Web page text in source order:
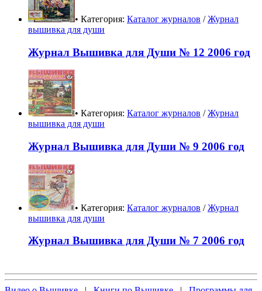
• Категория: Каталог журналов /Журнал
вышивка для души
Журнал Вышивка для Души № 12 2006 год
• Категория: Каталог журналов /Журнал
вышивка для души
Журнал Вышивка для Души № 9 2006 год
• Категория: Каталог журналов /Журнал
вышивка для души
Журнал Вышивка для Души № 7 2006 год